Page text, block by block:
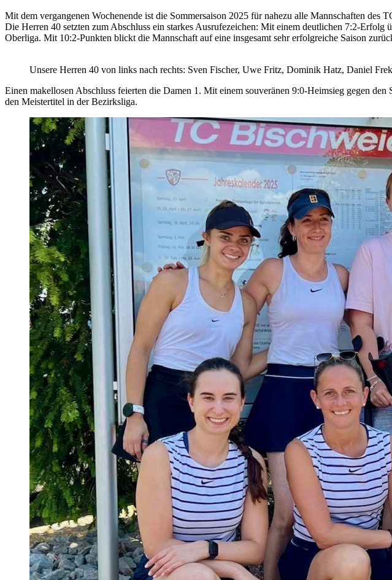
Mit dem vergangenen Wochenende ist die Sommersaison 2025 für nahezu alle Mannschaften des
Die Herren 40 setzten zum Abschluss ein starkes Ausrufezeichen: Mit einem deutlichen 7:2-
Oberliga. Mit 10:2-Punkten blickt die Mannschaft auf eine insgesamt sehr erfolgreiche Saison
Unsere Herren 40 von links nach rechts: Sven Fischer, Uwe Fritz, Dominik Hatz, Daniel
Einen makellosen Abschluss feierten die Damen 1. Mit einem souveränen 9:0-Heimsieg gegen
den Meistertitel in der Bezirksliga.